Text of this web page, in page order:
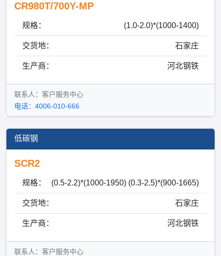
CR980T/700Y-MP
规格： (1.0-2.0)*(1000-1400)
交货地： 石家庄
生产商： 河北钢铁
联系人：客户服务中心
电话：4006-010-666
低碳钢
SCR2
规格： (0.5-2.2)*(1000-1950) (0.3-2.5)*(900-1665)
交货地： 石家庄
生产商： 河北钢铁
联系人：客户服务中心